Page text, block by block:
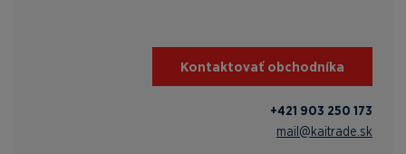
Kontaktovať obchodníka
+421 903 250 173
mail@kaitrade.sk